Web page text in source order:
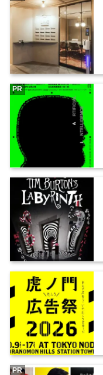
PR
PR